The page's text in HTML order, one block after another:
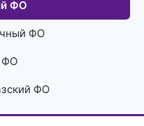
ФО
ФО
ФО